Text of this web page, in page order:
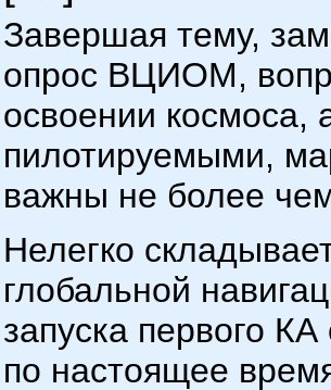
Завершая тему,
опрос ВЦИОМ,
освоении космоса,
пилотируемыми,
важны не более
Нелегко
глобальной
запуска первого
по настоящее